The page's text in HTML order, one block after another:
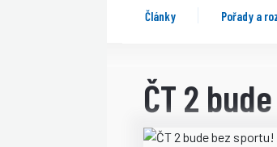
Články Pořady a
ČT 2